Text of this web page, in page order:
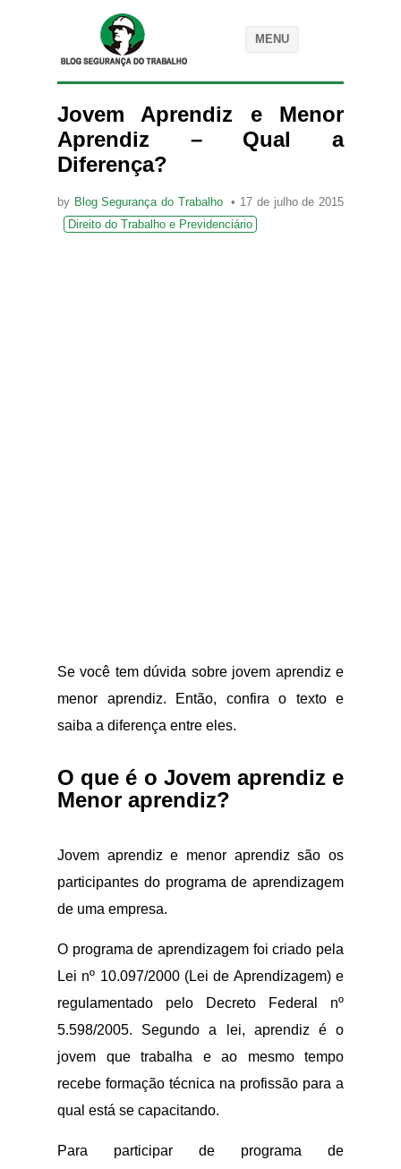
MENU
Jovem Aprendiz e Menor
Aprendiz – Qual a
Diferença?
by Blog Segurança do Trabalho
17 de julho de 2015
Direito do Trabalho e Previdenciário
Se você tem dúvida sobre jovem aprendiz e
menor aprendiz. Então, confira o texto e
saiba a diferença entre eles.
O que é o Jovem aprendiz e
Menor aprendiz?
Jovem aprendiz e menor aprendiz são os
participantes do programa de aprendizagem
de uma empresa.
O programa de aprendizagem foi criado pela
Lei nº 10.097/2000 (Lei de Aprendizagem) e
regulamentado pelo Decreto Federal nº
5.598/2005. Segundo a lei, aprendiz é o
jovem que trabalha e ao mesmo tempo
recebe formação técnica na profissão para a
qual está se capacitando.
Para participar de programa de